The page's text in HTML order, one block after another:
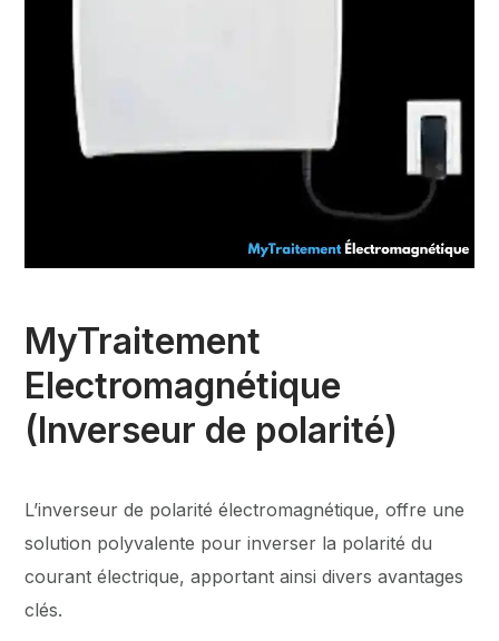
MyTraitement
Electromagnétique
(Inverseur de polarité)
L’inverseur de polarité électromagnétique, offre une
solution polyvalente pour inverser la polarité du
courant électrique, apportant ainsi divers avantages
clés.